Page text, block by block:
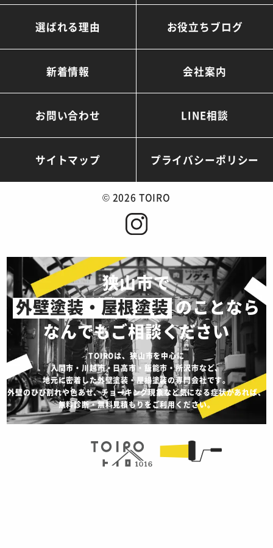
選ばれる理由 お役立ちブログ
新着情報 会社案内
お問い合わせ LINE相談
サイトマップ プライバシーポリシー
© 2026 TOIRO
狭山市で
外壁塗装・屋根塗装 のことなら
なんでもご相談ください
TOIROは、狭山市を中心に
入間市・川越市・日高市・飯能市・所沢市など、
地元に密着した外壁塗装・屋根塗装の専門会社です。
外壁のひび割れや色あせ、チョーキング現象など気になる症状があれば、
無料診断・無料見積もりをご利用ください。